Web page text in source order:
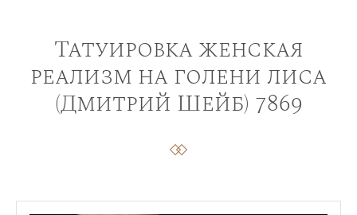
Татуировка женская
реализм на голени лиса
(Дмитрий Шейб) 7869